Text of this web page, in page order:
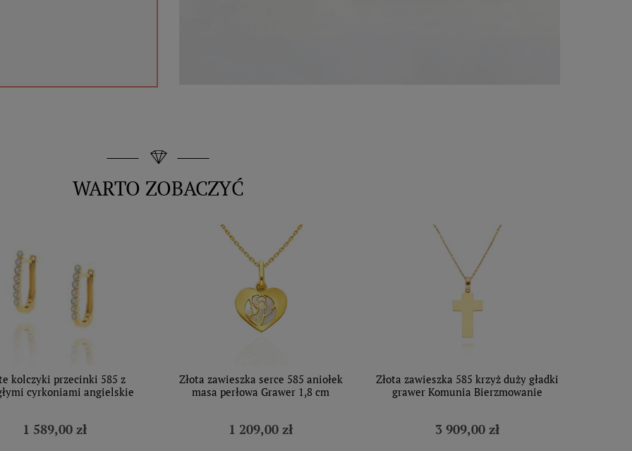
WARTO ZOBACZYĆ
kolczyki przecinki 585 z
cyrkoniami angielskie
1 589,00 zł
Złota zawieszka serce 585 aniołek
masa perłowa Grawer 1,8 cm
1 209,00 zł
Złota zawieszka 585 krzyż duży gładki
grawer Komunia Bierzmowanie
3 909,00 zł